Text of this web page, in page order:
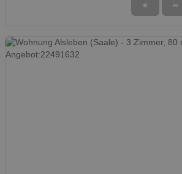
★ ➦